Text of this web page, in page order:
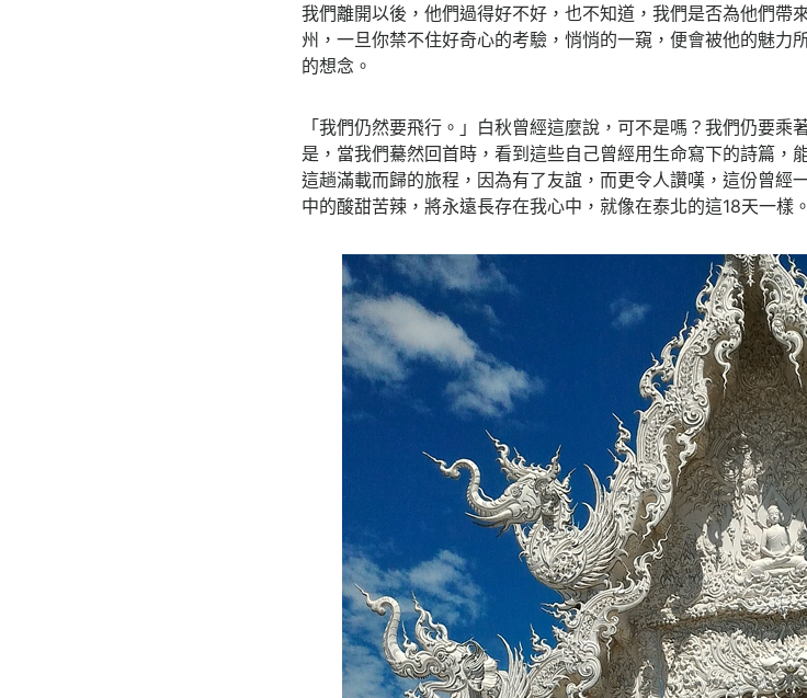
我們離開以後，他們過得好不好，也不知道，我們是否為他們帶
州，一旦你禁不住好奇心的考驗，悄悄的一窺，便會被他的魅力
的想念。
「我們仍然要飛行。」白秋曾經這麼說，可不是嗎？我們仍要
是，當我們驀然回首時，看到這些自己曾經用生命寫下的詩篇，
這趟滿載而歸的旅程，因為有了友誼，而更令人讚嘆，這份曾經
中的酸甜苦辣，將永遠長存在我心中，就像在泰北的這18天一樣。